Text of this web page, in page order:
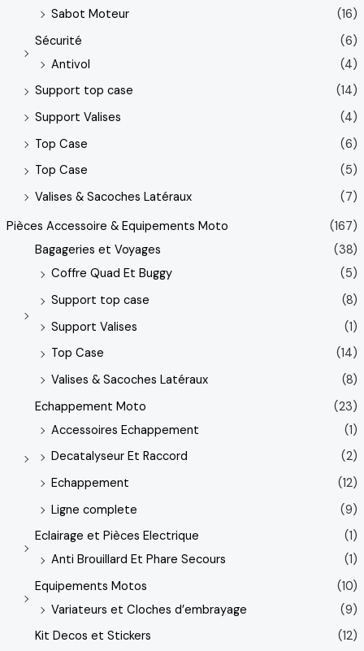
Sabot Moteur
(16)
Sécurité
(6)
Antivol
(4)
Support top case
(14)
Support Valises
(4)
Top Case
(6)
Top Case
(5)
Valises & Sacoches Latéraux
(7)
Pièces Accessoire & Equipements Moto
(167)
Bagageries et Voyages
(38)
Coffre Quad Et Buggy
(5)
Support top case
(8)
Support Valises
(1)
Top Case
(14)
Valises & Sacoches Latéraux
(8)
Echappement Moto
(23)
Accessoires Echappement
(1)
Decatalyseur Et Raccord
(2)
Echappement
(12)
Ligne complete
(9)
Eclairage et Pièces Electrique
(1)
Anti Brouillard Et Phare Secours
(1)
Equipements Motos
(10)
Variateurs et Cloches d’embrayage
(9)
Kit Decos et Stickers
(12)